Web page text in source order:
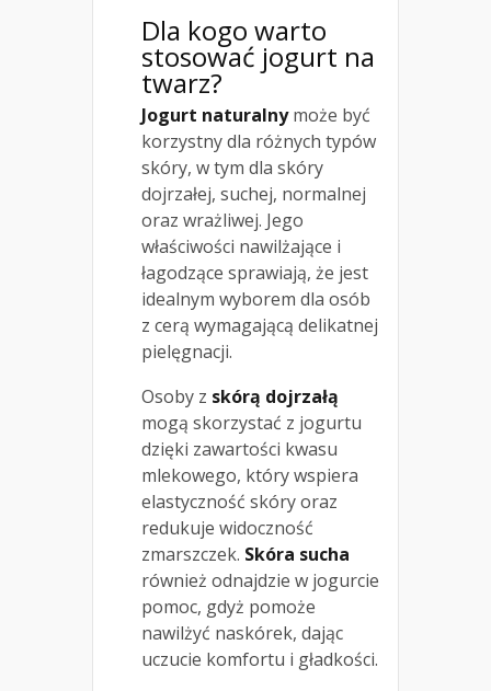
Dla kogo warto
stosować jogurt na
twarz?
Jogurt naturalnymoże być
korzystny dla różnych typów
skóry, w tym dla skóry
dojrzałej, suchej, normalnej
oraz wrażliwej. Jego
właściwości nawilżające i
łagodzące sprawiają, że jest
idealnym wyborem dla osób
z cerą wymagającą delikatnej
pielęgnacji.
Osoby z skórą dojrzałą
mogą skorzystać z jogurtu
dzięki zawartości kwasu
mlekowego, który wspiera
elastyczność skóry oraz
redukuje widoczność
zmarszczek. Skóra sucha
również odnajdzie w jogurcie
pomoc, gdyż pomoże
nawilżyć naskórek, dając
uczucie komfortu i gładkości.